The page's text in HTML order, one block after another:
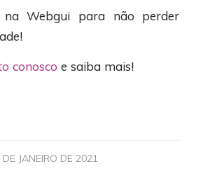
na Webgui para não perder
conosco e saiba mais!
DE JANEIRO DE 2021